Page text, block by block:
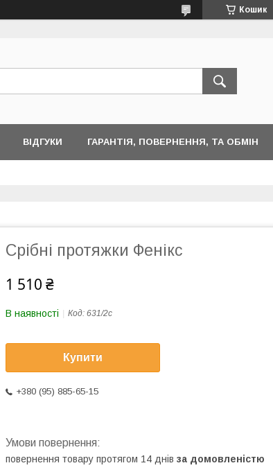
Кошик
ВІДГУКИ ГАРАНТІЯ, ПОВЕРНЕННЯ, ТА ОБМІН
Срібні протяжки Фенікс
1 510 ₴
В наявності Код: 631/2с
Купити
+380 (95) 885-65-15
повернення товару протягом 14 днів за домовленістю